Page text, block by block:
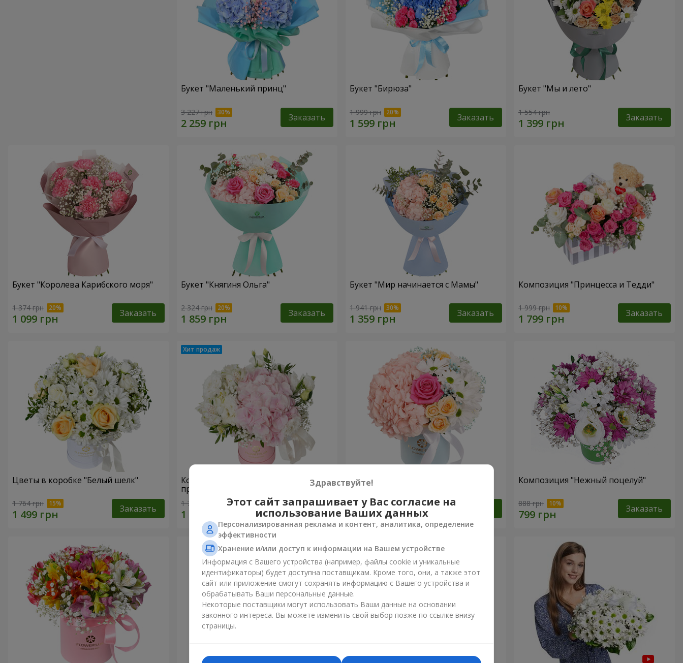
Букет "Маленький принц"
3 227 грн Заказать
Букет "Бирюза"
1 999 грн Заказать
Букет "Мы и лето"
1 554 грн Заказать
Букет "Королева Карибского моря"
1 374 грн Заказать
Букет "Княгиня Ольга"
2 324 грн Заказать
Букет "Мир начинается с Мамы"
1 941 грн Заказать
Композиция "Принцесса и Тедди"
1 999 грн Заказать
Цветы в коробке "Белый шелк"
1 764 грн Заказать
Композиция "Нежное
прикосновение"
1 777 грн Заказать
Цветы в коробке "Счастья не
избежать"
1 599 грн
Композиция "Нежный поцелуй"
888 грн Заказать
Здравствуйте!
Этот сайт запрашивает у Вас согласие на
использование Ваших данных
Персонализированная реклама и контент, аналитика, определение
эффективности
Хранение и/или доступ к информации на Вашем устройстве
Информация с Вашего устройства (например, файлы cookie и уникальные
идентификаторы) будет доступна поставщикам. Кроме того, они, а также этот
сайт или приложение смогут сохранять информацию с Вашего устройства и
обрабатывать Ваши персональные данные.
Некоторые поставщики могут использовать Ваши данные на основании
законного интереса. Вы можете изменить свой выбор позже по ссылке внизу
страницы.